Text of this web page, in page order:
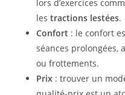
lors d’exercices
les tractions lestées.
Confort : le confort
séances prolongées,
ou frottements.
Prix : trouver un